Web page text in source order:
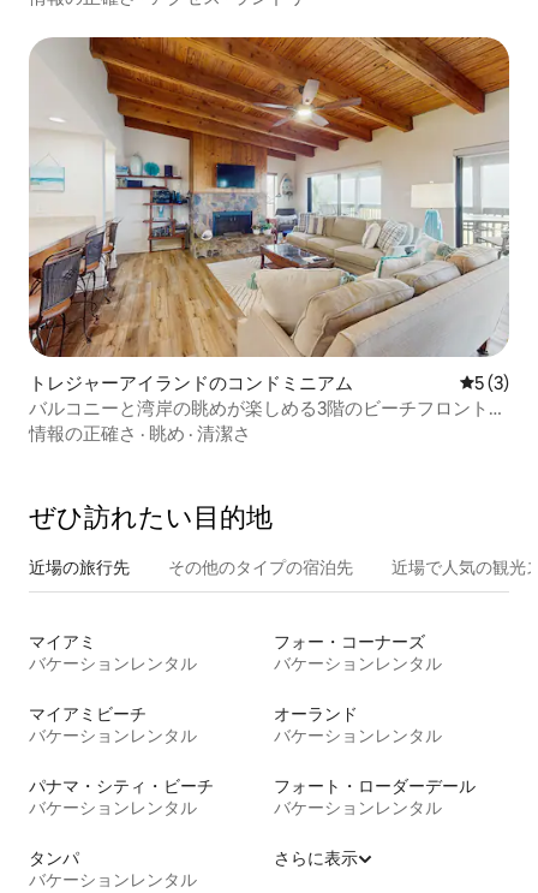
トレジャーアイランドのコンドミニアム レビュー
5 (3)
バルコニーと湾岸の眺めが楽しめる3階のビーチフロントコ
ンドミニアム
情報の正確さ · 眺め · 清潔さ
ぜひ訪⁠れ⁠た⁠い目⁠的⁠地
近場の旅行先 その他のタ⁠イ⁠プ⁠の宿⁠泊⁠先 近場で人気の観光
マイアミ
バケーションレンタル
フォー・コーナーズ
バケーションレンタル
マイアミビーチ
バケーションレンタル
オーランド
バケーションレンタル
パナマ・シティ・ビーチ
バケーションレンタル
フォート・ローダーデール
バケーションレンタル
タンパ
バケーションレンタル
さらに表示